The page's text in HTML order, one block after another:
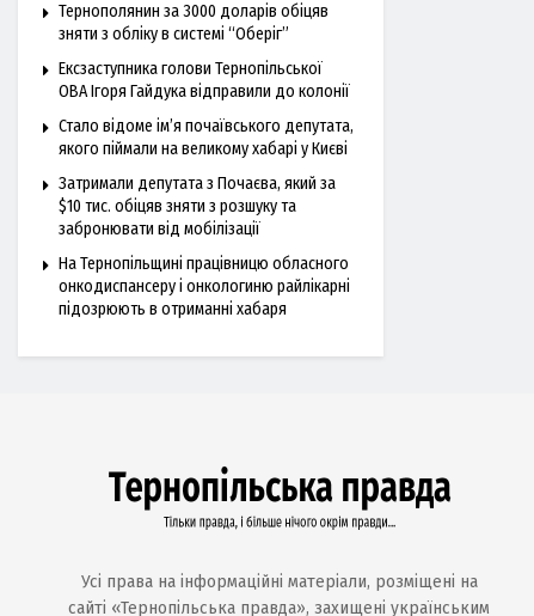
Тернополянин за 3000 доларів обіцяв
зняти з обліку в системі “Оберіг”
Ексзаступника голови Тернопільської
ОВА Ігоря Гайдука відправили до колонії
Стало відоме ім’я почаївського депутата,
якого піймали на великому хабарі у Києві
Затримали депутата з Почаєва, який за
$10 тис. обіцяв зняти з розшуку та
забронювати від мобілізації
На Тернопільщині працівницю обласного
онкодиспансеру і онкологиню райлікарні
підозрюють в отриманні хабаря
Усі права на інформаційні матеріали, розміщені на
сайті «Тернопільська правда», захищені українським